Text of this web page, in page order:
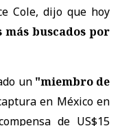
Cole, dijo que hoy
buscados por
un "miembro de
en México en
de US$15